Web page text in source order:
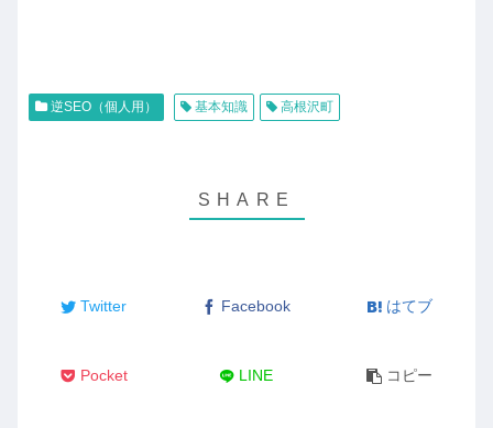
逆SEO（個人用） 基本知識 高根沢町
Twitter Facebook はてブ
Pocket LINE コピー